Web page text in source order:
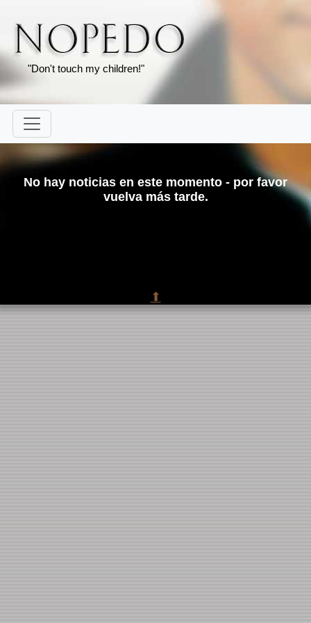
"Don't touch my children!"
No hay noticias en este momento - por favor
vuelva más tarde.
⬆